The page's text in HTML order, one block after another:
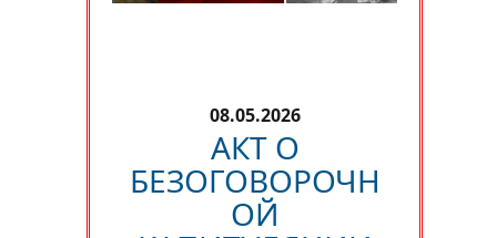
08.05.2026
АКТ О
БЕЗОГОВОРОЧН
ОЙ